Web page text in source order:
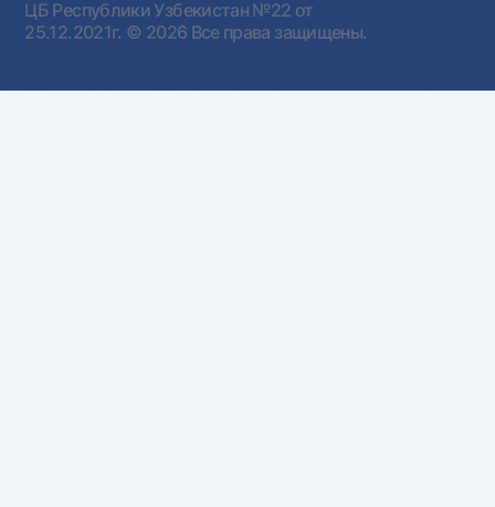
ЦБ Республики Узбекистан №22 от
25.12.2021г. © 2026 Все права защищены.